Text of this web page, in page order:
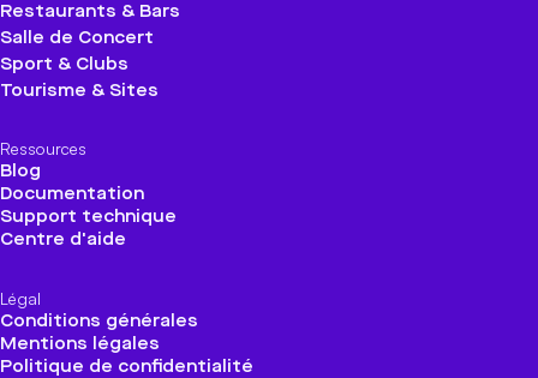
Restaurants & Bars
Salle de Concert
Sport & Clubs
Tourisme & Sites
Ressources
Blog
Documentation
Support technique
Centre d'aide
Légal
Conditions générales
Mentions légales
Politique de confidentialité